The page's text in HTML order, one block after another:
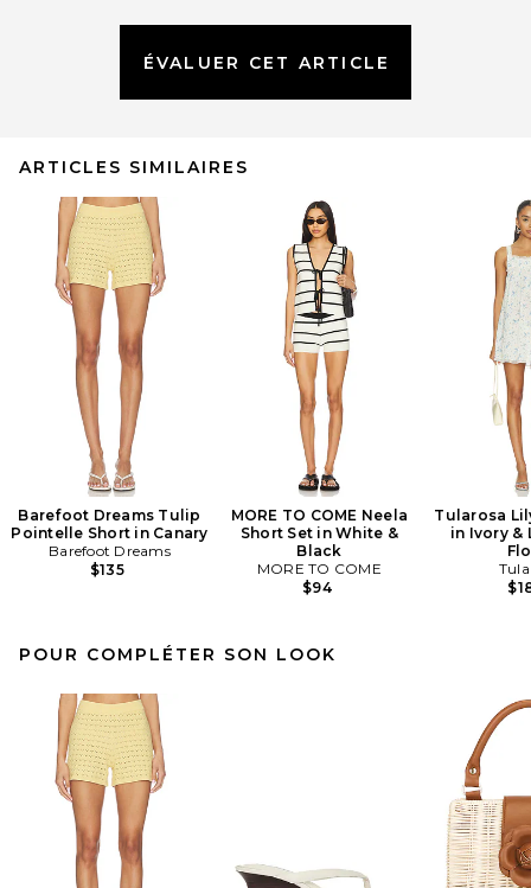
ÉVALUER CET ARTICLE
ARTICLES SIMILAIRES
Barefoot Dreams Tulip
Pointelle Short in Canary
Barefoot Dreams
$135
MORE TO COME Neela
Short Set in White &
Black
MORE TO COME
$94
Tularosa
in Ivory &
POUR COMPLÉTER SON LOOK